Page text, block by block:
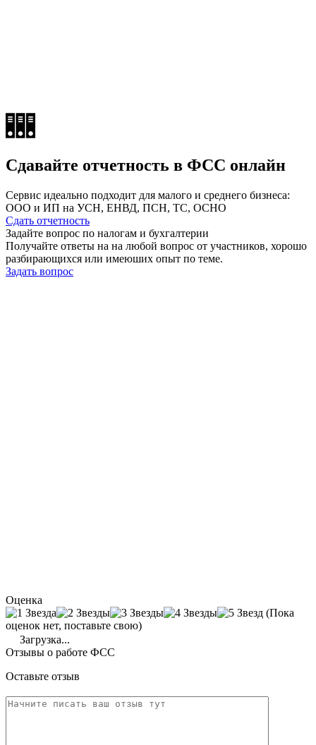
Сдавайте отчетность в ФСС онлайн
Сервис идеально подходит для малого и среднего бизнеса:
ООО и ИП на УСН, ЕНВД, ПСН, ТС, ОСНО
Сдать отчетность
Задайте вопрос по налогам и бухгалтерии
Получайте ответы на на любой вопрос от участников, хорошо
разбирающихся или имеюших опыт по теме.
Задать вопрос
Оценка
(Пока
оценок нет, поставьте свою)
Загрузка...
Отзывы о работе ФСС
Оставьте отзыв